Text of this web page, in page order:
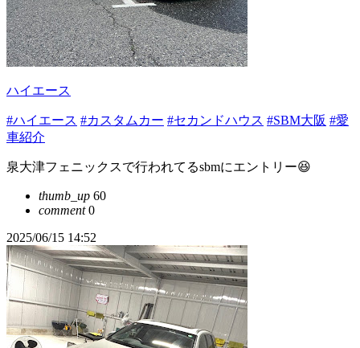
ハイエース
#ハイエース #カスタムカー #セカンドハウス #SBM大阪 #愛
車紹介
泉大津フェニックスで行われてるsbmにエントリー😆
thumb_up 60
comment0
2025/06/15 14:52